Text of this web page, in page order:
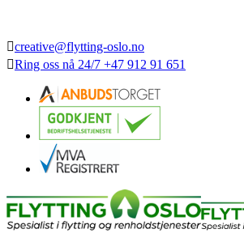
creative@flytting-oslo.no
Ring oss nå 24/7 +47 912 91 651